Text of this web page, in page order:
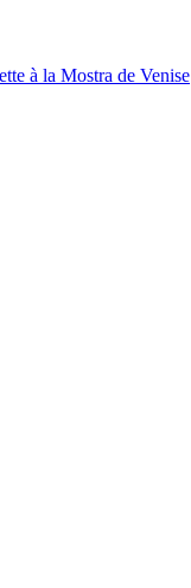
à la Mostra de Venise